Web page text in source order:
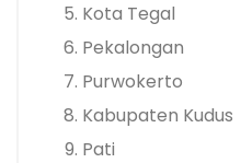
Kota Tegal
Pekalongan
Purwokerto
Kabupaten Kudus
Pati